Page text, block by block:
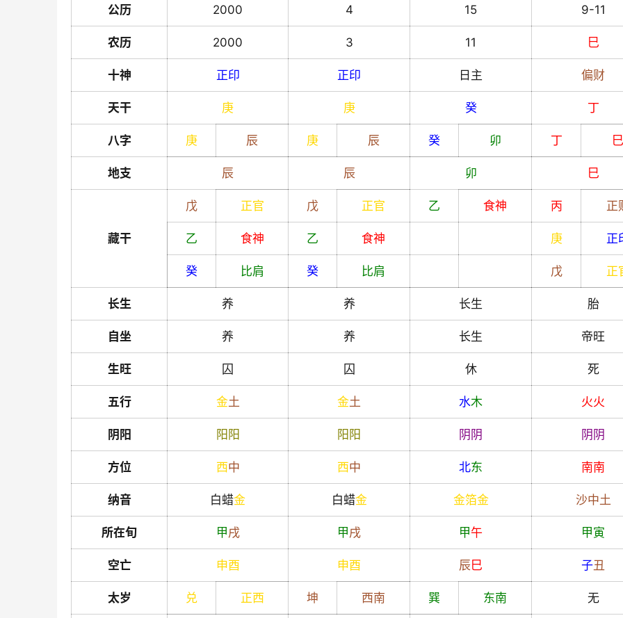
公历 2000 4 15 9-11
农历 2000 3 11 巳
十神 正印 正印 日主 偏财
天干 庚 庚 癸 丁
八字 庚 辰 庚 辰 癸 卯 丁 巳
地支 辰 辰 卯 巳
藏干
戊 正官 戊 正官 乙 食神 丙 正
乙 食神 乙 食神 庚 正
癸 比肩 癸 比肩 戊 正
长生 养 养 长生 胎
自坐 养 养 长生 帝旺
生旺 囚 囚 休 死
五行 金土 金土 水木 火火
阴阳 阳 阳 阳 阳 阴 阴 阴 阴
方位 西中 西中 北东 南南
纳音 白蜡金 白蜡金 金箔金 沙中土
所在旬 甲戌 甲戌 甲午 甲寅
空亡 申酉 申酉 辰巳 子丑
太岁 兑 正西 坤 西南 巽 东南 无